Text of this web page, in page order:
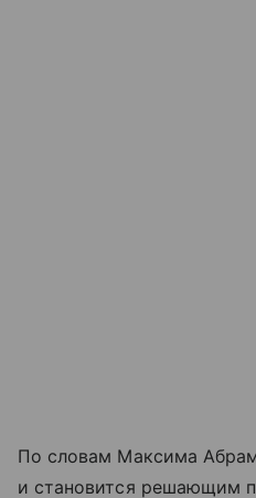
По словам Максима
и становится решающим